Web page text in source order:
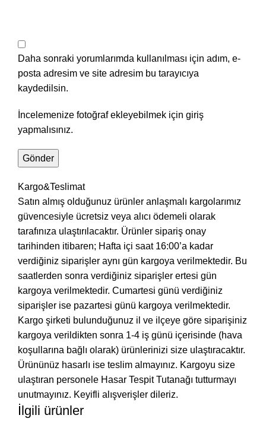
Daha sonraki yorumlarımda kullanılması için adım, e-
posta adresim ve site adresim bu tarayıcıya
kaydedilsin.
İncelemenize fotoğraf ekleyebilmek için giriş
yapmalısınız.
Kargo&Teslimat
Satın almış olduğunuz ürünler anlaşmalı kargolarımız
güvencesiyle ücretsiz veya alıcı ödemeli olarak
tarafınıza ulaştırılacaktır. Ürünler sipariş onay
tarihinden itibaren; Hafta içi saat 16:00’a kadar
verdiğiniz siparişler aynı gün kargoya verilmektedir. Bu
saatlerden sonra verdiğiniz siparişler ertesi gün
kargoya verilmektedir. Cumartesi günü verdiğiniz
siparişler ise pazartesi günü kargoya verilmektedir.
Kargo şirketi bulunduğunuz il ve ilçeye göre siparişiniz
kargoya verildikten sonra 1-4 iş günü içerisinde (hava
koşullarına bağlı olarak) ürünlerinizi size ulaştıracaktır.
Ürününüz hasarlı ise teslim almayınız. Kargoyu size
ulaştıran personele Hasar Tespit Tutanağı tutturmayı
unutmayınız. Keyifli alışverişler dileriz.
İlgili ürünler